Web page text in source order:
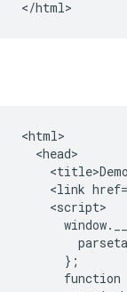
<html>
  <head>
<link
    <script>
      };
function